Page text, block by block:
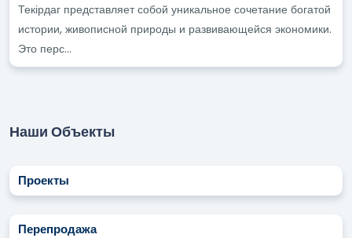
Текірдаг представляет собой уникальное сочетание богатой
истории, живописной природы и развивающейся экономики.
Это перс...
Наши Объекты
Проекты
Перепродажа